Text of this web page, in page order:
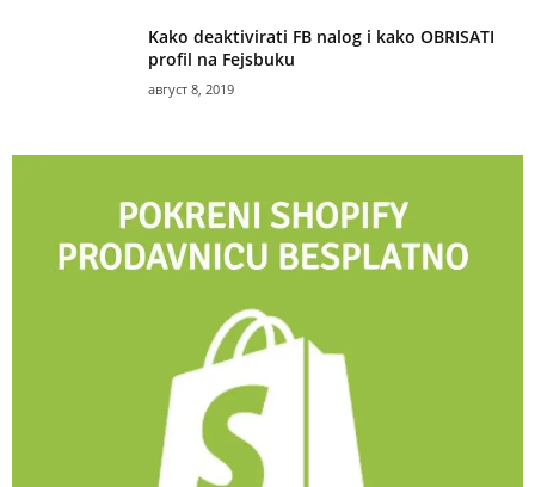
Kako deaktivirati FB nalog i kako OBRISATI
profil na Fejsbuku
август 8, 2019